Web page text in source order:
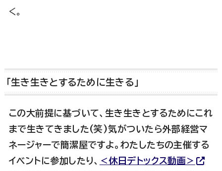
く。
「生き生きとするために生きる」
この大前提に基づいて、生き生きとするためにこれ
まで生きてきました(笑)気がついたら外部経営マ
ネージャーで簡潔屋ですよ。わたしたちの主催する
イベントに参加したり、 ＜休日デトックス動画＞